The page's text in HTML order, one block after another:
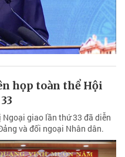
họp toàn thể Hội
giao lần thứ 33 đã diễn
và đối ngoại Nhân dân.